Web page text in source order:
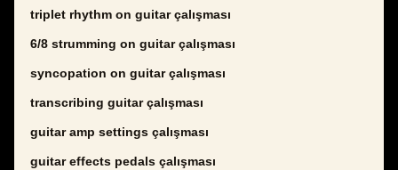
triplet rhythm on guitar çalışması
6/8 strumming on guitar çalışması
syncopation on guitar çalışması
transcribing guitar çalışması
guitar amp settings çalışması
guitar effects pedals çalışması